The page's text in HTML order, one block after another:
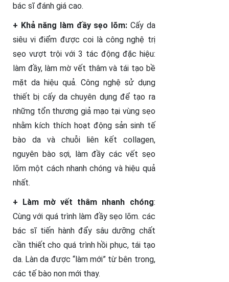
bác sĩ đánh giá cao.
+ Khả năng làm đầy sẹo lõm: Cấy da
siêu vi điểm được coi là công nghệ trị
sẹo vượt trội với 3 tác động đặc hiệu:
làm đầy, làm mờ vết thâm và tái tạo bề
mặt da hiệu quả. Công nghệ sử dụng
thiết bị cấy da chuyên dụng để tạo ra
những tổn thương giả mạo tại vùng sẹo
nhằm kích thích hoạt động sản sinh tế
bào da và chuỗi liên kết collagen,
nguyên bào sợi, làm đầy các vết sẹo
lõm một cách nhanh chóng và hiệu quả
nhất.
+ Làm mờ vết thâm nhanh chóng:
Cùng với quá trình làm đầy sẹo lõm. các
bác sĩ tiến hành đẩy sâu dưỡng chất
cần thiết cho quá trình hồi phục, tái tạo
da. Làn da được “làm mới” từ bên trong,
các tế bào non mới thay.